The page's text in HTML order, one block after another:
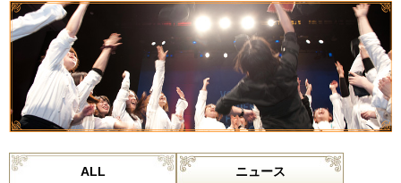
ALL ニュース